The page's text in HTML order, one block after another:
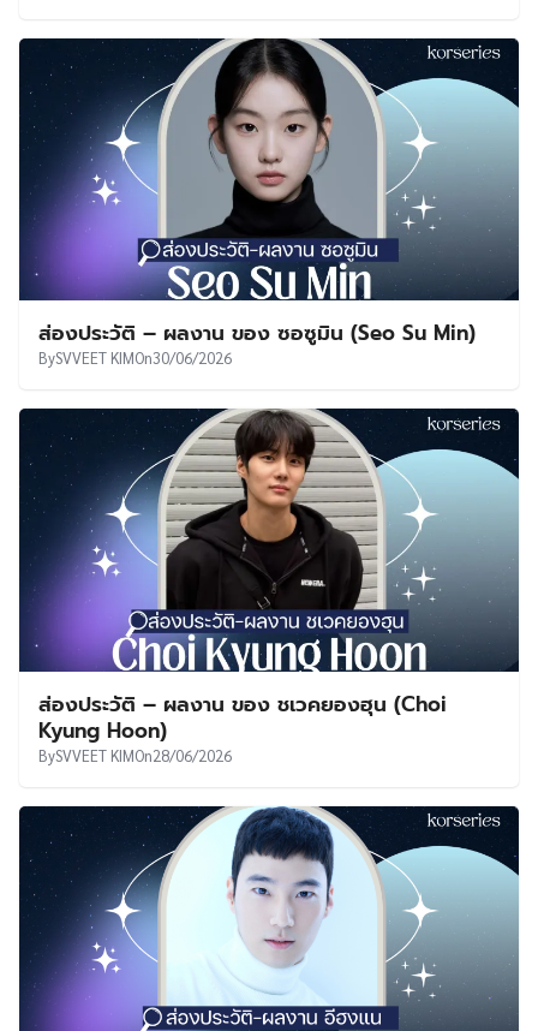
ส่องประวัติ – ผลงาน ของ ซอซูมิน (Seo Su Min)
BySVVEET KIMOn30/06/2026
ส่องประวัติ – ผลงาน ของ ชเวคยองฮุน (Choi
Kyung Hoon)
BySVVEET KIMOn28/06/2026